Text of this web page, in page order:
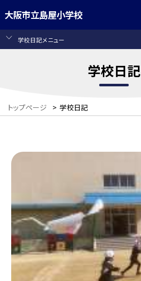
大阪市立島屋小学校
学校日記メニュー
学校日記
トップページ > 学校日記